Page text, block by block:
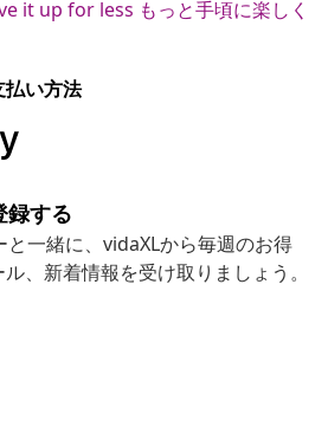
it up for less もっと手頃に楽しく
払い方法
録する
一緒に、vidaXLから毎週のお得
、新着情報を受け取りましょう。